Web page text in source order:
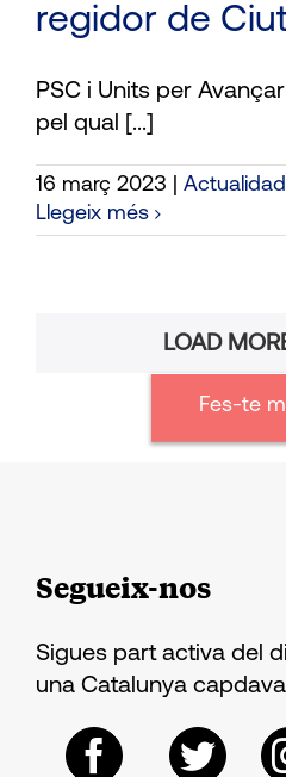
regidor de
PSC i Units per
pel qual [...]
16 març 2023 Actualidad
Llegeix més
LOAD
Fes-te
Segueix-nos
Sigues part activa del
una Catalunya